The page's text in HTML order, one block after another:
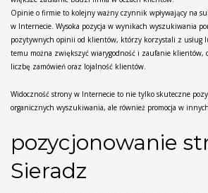
Opinie o firmie to kolejny ważny czynnik wpływający na
w Internecie. Wysoka pozycja w wynikach wyszukiwania
pozytywnych opinii od klientów, którzy korzystali z
temu można zwiększyć wiarygodność i zaufanie klientów,
liczbę zamówień oraz lojalność klientów.
Widoczność strony w Internecie to nie tylko skuteczne
organicznych wyszukiwania, ale również promocja w
pozycjonowanie
Sieradz